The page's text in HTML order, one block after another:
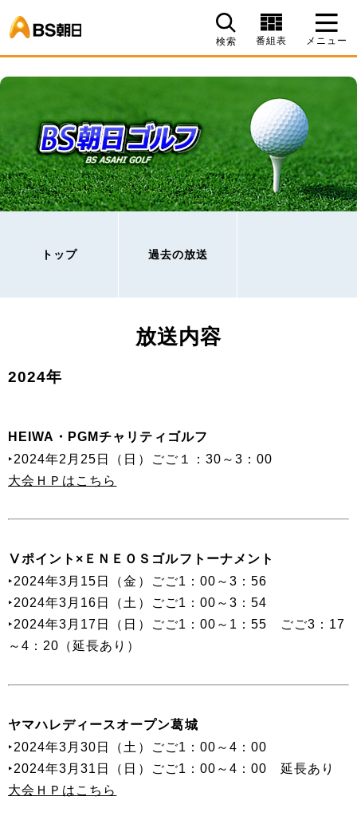
検索 番組表 メニュー
トップ 過去の放送
放送内容
2024年
HEIWA・PGMチャリティゴルフ
‣2024年2月25日（日）ごご１：30～3：00
大会ＨＰはこちら
Ⅴポイント×ＥＮＥＯＳゴルフトーナメント
‣2024年3月15日（金）ごご1：00～3：56
‣2024年3月16日（土）ごご1：00～3：54
‣2024年3月17日（日）ごご1：00～1：55 ごご3：17
～4：20（延長あり）
ヤマハレディースオープン葛城
‣2024年3月30日（土）ごご1：00～4：00
‣2024年3月31日（日）ごご1：00～4：00 延長あり
大会ＨＰはこちら